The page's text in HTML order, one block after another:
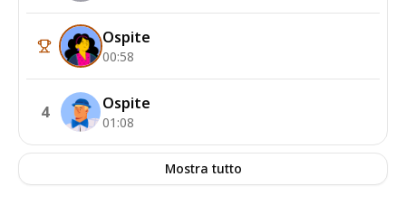
Ospite
00:58
4 Ospite
01:08
Mostra tutto